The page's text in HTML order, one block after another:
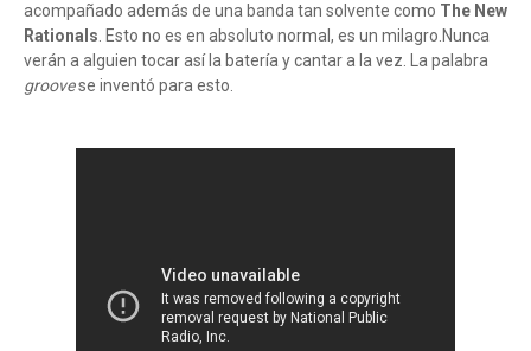
acompañado además de una banda tan solvente como The New
Rationals. Esto no es en absoluto normal, es un milagro.Nunca
verán a alguien tocar así la batería y cantar a la vez. La palabra
groovese inventó para esto.